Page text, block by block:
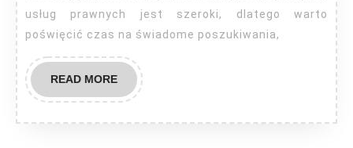
usług prawnych jest szeroki, dlatego warto
poświęcić czas na świadome poszukiwania,
READ MOREREAD
MORE